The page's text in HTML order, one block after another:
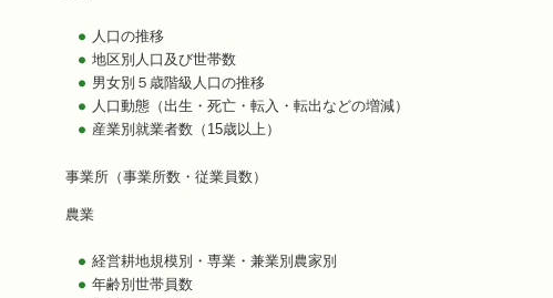
人口の推移
地区別人口及び世帯数
男女別５歳階級人口の推移
人口動態（出生・死亡・転入・転出などの増減）
産業別就業者数（15歳以上）
事業所（事業所数・従業員数）
農業
経営耕地規模別・専業・兼業別農家別
年齢別世帯員数